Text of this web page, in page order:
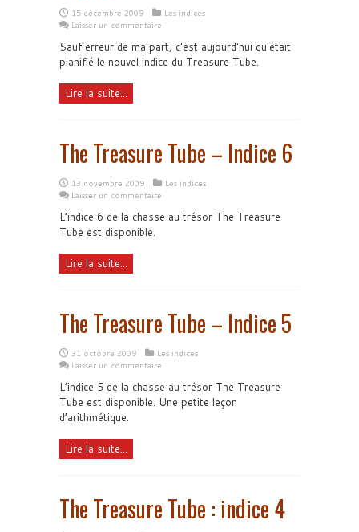
15 décembre 2009
Les indices
Laisser un commentaire
Sauf erreur de ma part, c'est aujourd'hui qu'était
planifié le nouvel indice du Treasure Tube.
Lire la suite...
The Treasure Tube – Indice 6
13 novembre 2009
Les indices
Laisser un commentaire
L’indice 6 de la chasse au trésor The Treasure
Tube est disponible.
Lire la suite...
The Treasure Tube – Indice 5
31 octobre 2009
Les indices
Laisser un commentaire
L’indice 5 de la chasse au trésor The Treasure
Tube est disponible. Une petite leçon
d’arithmétique.
Lire la suite...
The Treasure Tube : indice 4